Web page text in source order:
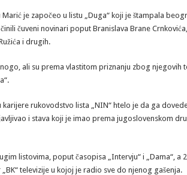
je započeo u listu „Duga“ koji je štampala
čuveni novinari poput Branislava Brane
i drugih.
ali su prema vlastitom priznanju zbog njegovih
karijere rukovodstvo lista „NIN“ htelo je da ga
i stava koji je imao prema jugoslovenskom
listovima, poput časopisa „Intervju“ i „Dama“, a
televizije u kojoj je radio sve do njenog gašenja.